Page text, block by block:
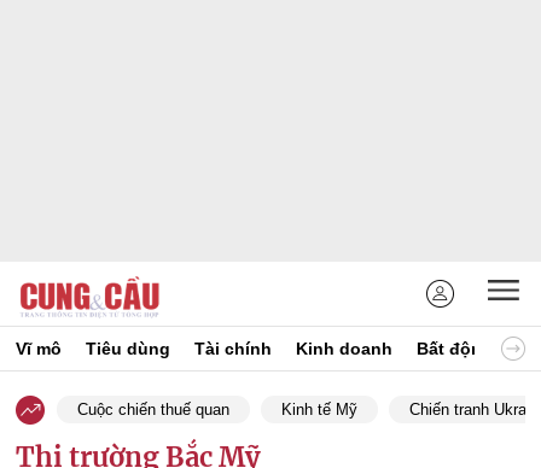
Vĩ mô Tiêu dùng Tài chính Kinh doanh Bất động sản
Cuộc chiến thuế quan Kinh tế Mỹ Chiến tranh
Thị trường Bắc Mỹ